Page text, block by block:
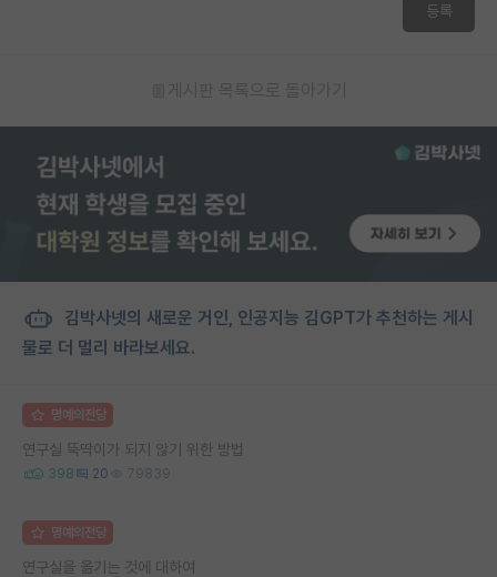
등록
게시판 목록으로 돌아가기
김박사넷의 새로운 거인, 인공지능 김GPT가 추천하는 게시
물로 더 멀리 바라보세요.
명예의전당
연구실 뚝딱이가 되지 않기 위한 방법
398 20 79839
명예의전당
연구실을 옮기는 것에 대하여